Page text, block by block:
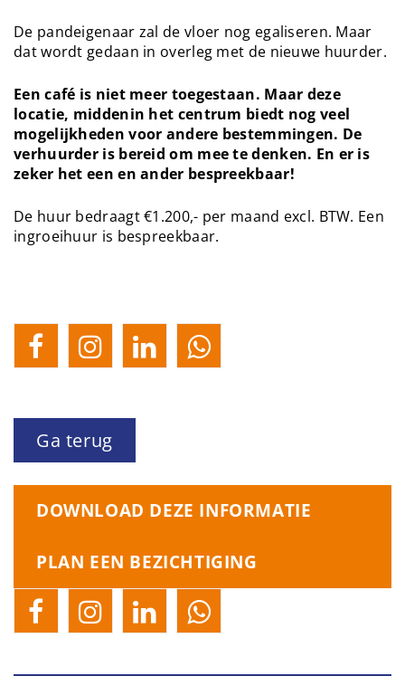
De pandeigenaar zal de vloer nog egaliseren. Maar
dat wordt gedaan in overleg met de nieuwe huurder.
Een café is niet meer toegestaan. Maar deze
locatie, middenin het centrum biedt nog veel
mogelijkheden voor andere bestemmingen. De
verhuurder is bereid om mee te denken. En er is
zeker het een en ander bespreekbaar!
De huur bedraagt €1.200,- per maand excl. BTW. Een
ingroeihuur is bespreekbaar.
Ga terug
DOWNLOAD DEZE INFORMATIE
PLAN EEN BEZICHTIGING